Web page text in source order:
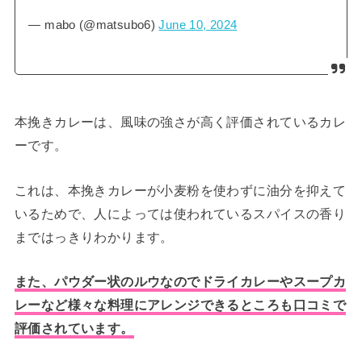
— mabo (@matsubo6)June 10, 2024
本挽きカレーは、風味の強さが高く評価されているカレ
ーです。
これは、本挽きカレーが小麦粉を使わずに油分を抑えて
いるためで、人によっては使われているスパイスの香り
まではっきりわかります。
また、パウダー状のルウなのでドライカレーやスープカ
レーなど様々な料理にアレンジできるところも口コミで
評価されています。